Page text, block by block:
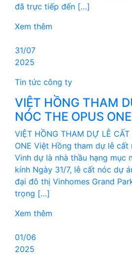
đã trực tiếp đến […]
Xem thêm
31/07
2025
Tin tức công ty
VIỆT HỒNG THAM
NÓC THE OPUS ONE
VIỆT HỒNG THAM DỰ LỄ CẤT
ONE Việt Hồng tham dự lễ cất
Vinh dự là nhà thầu hạng mục
kính Ngày 31/7, lễ cất nóc dự
đại đô thị Vinhomes Grand
trọng […]
Xem thêm
01/06
2025